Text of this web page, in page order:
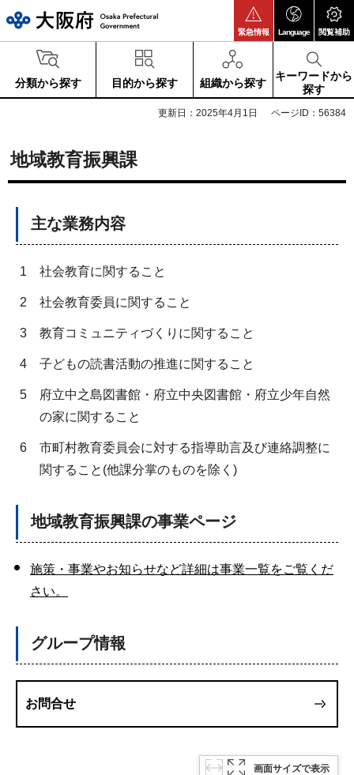
緊急情報 Language 閲覧補助
分類から探す 目的から探す 組織から探す
キーワードから
探す
更新日：2025年4月1日 ページID：56384
地域教育振興課
主な業務内容
1 社会教育に関すること
2 社会教育委員に関すること
3 教育コミュニティづくりに関すること
4 子どもの読書活動の推進に関すること
5
府立中之島図書館・府立中央図書館・府立少年自然
の家に関すること
6
市町村教育委員会に対する指導助言及び連絡調整に
関すること(他課分掌のものを除く)
地域教育振興課の事業ページ
施策・事業やお知らせなど詳細は事業一覧をご覧くだ
さい。
グループ情報
お問合せ
画面サイズで表示